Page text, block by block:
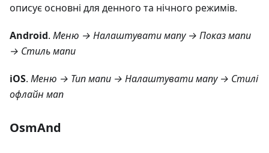
описує основні для денного та нічного режимів.
Android. Меню → Налаштувати мапу → Показ мапи
→ Стиль мапи
iOS. Меню → Тип мапи → Налаштувати мапу → Стилі
офлайн мап
OsmAnd